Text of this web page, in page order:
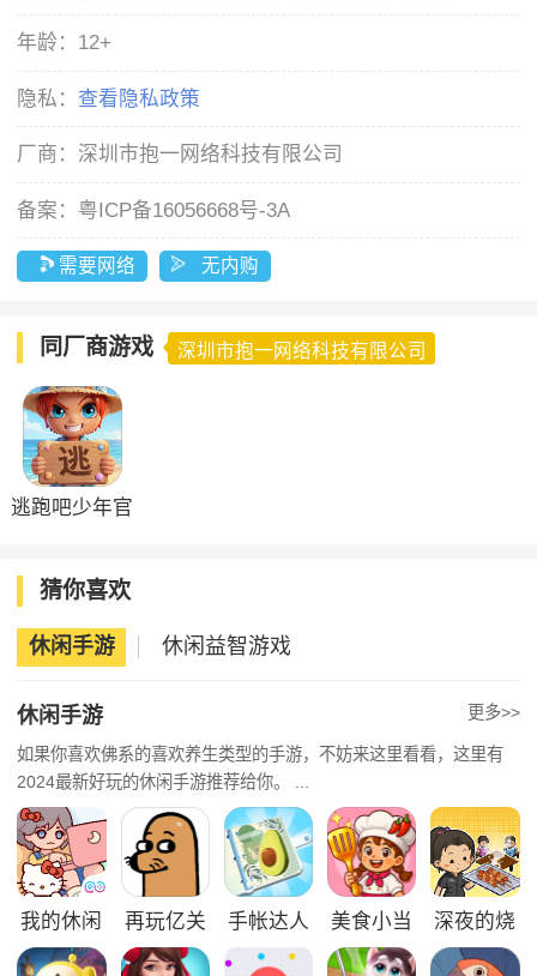
年龄： 12+
隐私： 查看隐私政策
厂商： 深圳市抱一网络科技有限公司
备案： 粤ICP备16056668号-3A
需要网络 无内购
同厂商游戏 深圳市抱一网络科技有限公司
逃跑吧少年官
猜你喜欢
休闲手游 休闲益智游戏
休闲手游 更多>>
如果你喜欢佛系的喜欢养生类型的手游，不妨来这里看看，这里有
2024最新好玩的休闲手游推荐给你。 ...
我的休闲
时光官方
再玩亿关
官方版
手帐达人
美食小当
家官方版
深夜的烧
烤店官方